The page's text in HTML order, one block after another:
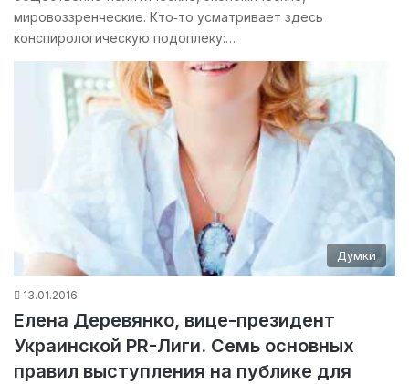
мировоззренческие. Кто‑то усматривает здесь
конспирологическую подоплеку:…
Думки
13.01.2016
Елена Деревянко, вице-президент
Украинской PR-Лиги. Семь основных
правил выступления на публике для